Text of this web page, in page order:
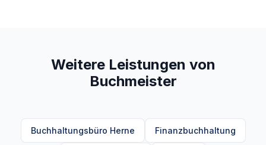
Weitere Leistungen von
Buchmeister
Buchhaltungsbüro Herne Finanzbuchhaltung